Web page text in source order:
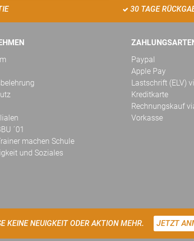
30 TAGE
´01
machen Schule
und Soziales
Paypal
Apple Pay
Lastschrift (ELV)
Kreditkarte
Rechnungskauf
Vorkasse
KEINE NEUIGKEIT ODER AKTION MEHR. JETZT